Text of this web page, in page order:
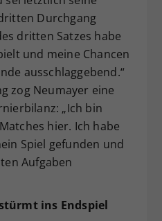
Durchgang
dritten Satzes habe
und meine Chancen
ausschlaggebend.“
zog Neumayer eine
„Ich bin
hier. Ich habe
Spiel gefunden und
Aufgaben
ins Endspiel